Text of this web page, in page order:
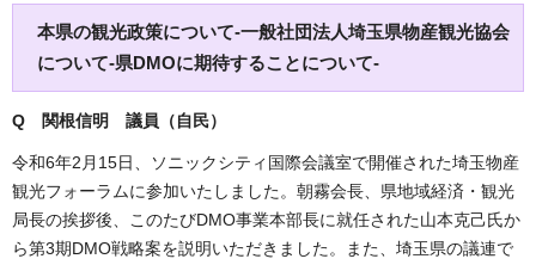
本県の観光政策について-一般社団法人埼玉県物産観光協会
について-県DMOに期待することについて-
Q 関根信明 議員（自民）
令和6年2月15日、ソニックシティ国際会議室で開催された埼玉物産
観光フォーラムに参加いたしました。朝霧会長、県地域経済・観光
局長の挨拶後、このたびDMO事業本部長に就任された山本克己氏か
ら第3期DMO戦略案を説明いただきました。また、埼玉県の議連で